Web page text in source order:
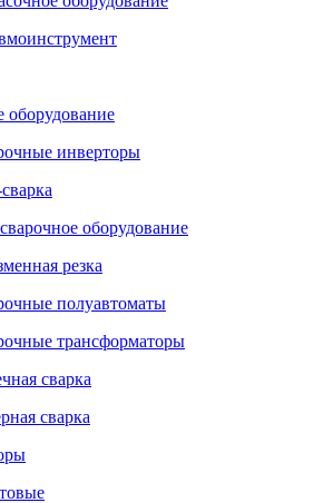
оборудование
инверторы
оборудование
резка
полуавтоматы
трансформаторы
сварка
сварка